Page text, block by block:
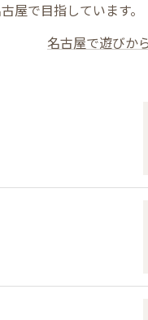
屋で目指しています。
名古屋で遊びか